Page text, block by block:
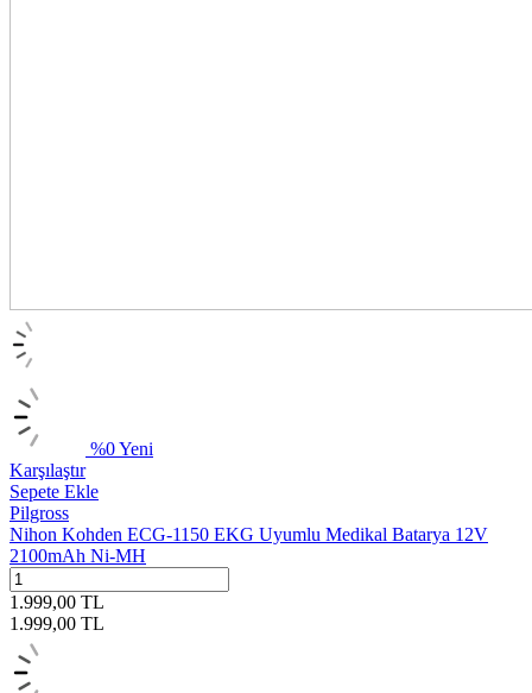
%0Yeni
Karşılaştır
Sepete Ekle
Pilgross
Nihon Kohden ECG-1150 EKG Uyumlu Medikal Batarya 12V
2100mAh Ni-MH
1.999,00 TL
1.999,00 TL